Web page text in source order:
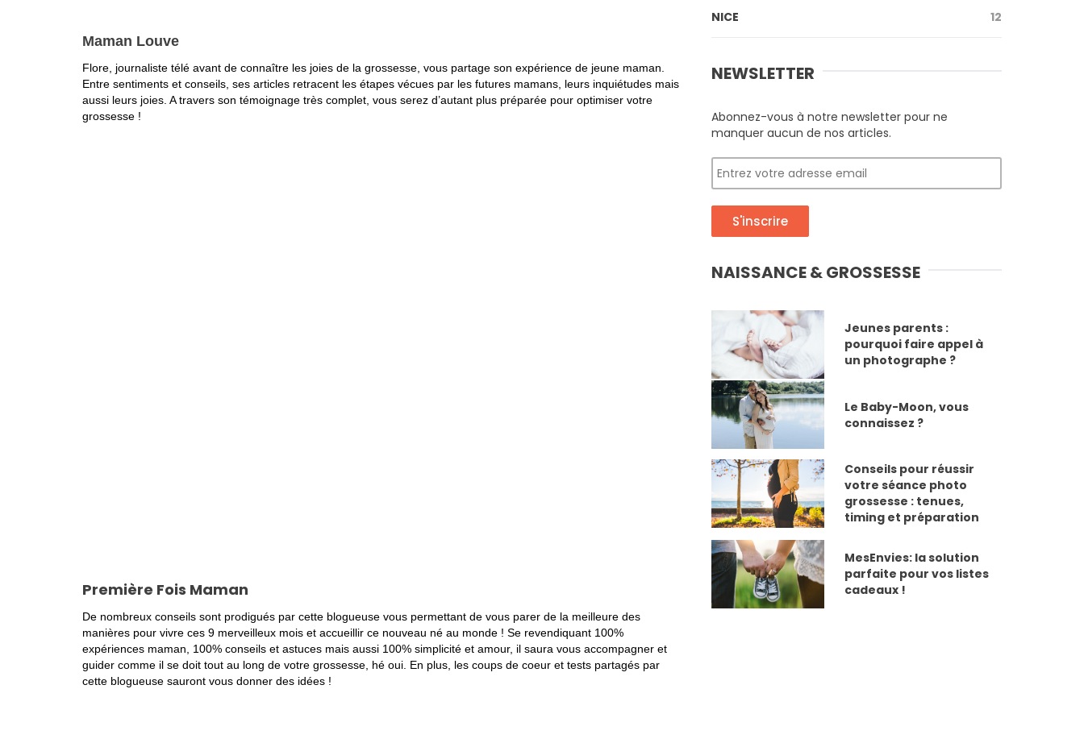
Maman Louve
Flore, journaliste télé avant de connaître les joies de la grossesse, vous partage son expérience de jeune maman.
Entre sentiments et conseils, ses articles retracent les étapes vécues par les futures mamans, leurs inquiétudes mais
aussi leurs joies. A travers son témoignage très complet, vous serez d’autant plus préparée pour optimiser votre
grossesse !
Première Fois Maman
De nombreux conseils sont prodigués par cette blogueuse vous permettant de vous parer de la meilleure des
manières pour vivre ces 9 merveilleux mois et accueillir ce nouveau né au monde ! Se revendiquant 100%
expériences maman, 100% conseils et astuces mais aussi 100% simplicité et amour, il saura vous accompagner et
guider comme il se doit tout au long de votre grossesse, hé oui. En plus, les coups de coeur et tests partagés par
cette blogueuse sauront vous donner des idées !
NICE 12
NEWSLETTER
Abonnez-vous à notre newsletter pour ne
manquer aucun de nos articles.
S'inscrire
NAISSANCE & GROSSESSE
Jeunes parents :
pourquoi faire appel à
un photographe ?
Le Baby-Moon, vous
connaissez ?
Conseils pour réussir
votre séance photo
grossesse : tenues,
timing et préparation
MesEnvies: la solution
parfaite pour vos listes
cadeaux !